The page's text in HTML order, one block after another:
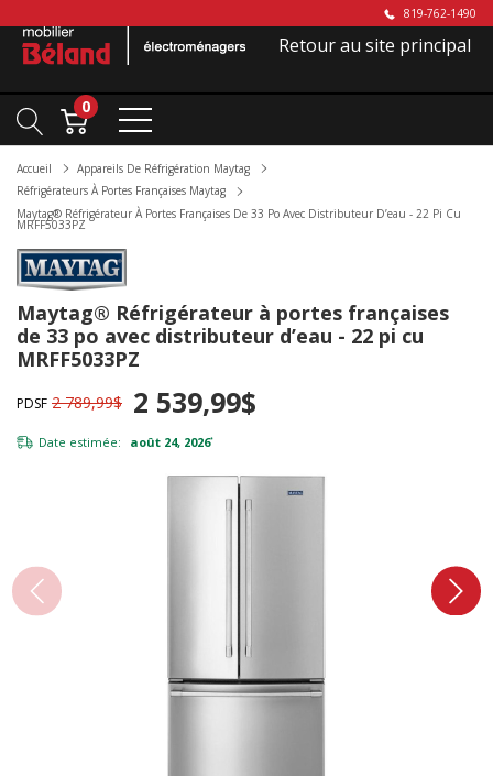
819-762-1490
Retour au site principal
0
Accueil
Appareils De Réfrigération Maytag
Réfrigérateurs À Portes Françaises Maytag
Maytag® Réfrigérateur À Portes Françaises De 33 Po Avec Distributeur D’eau - 22 Pi Cu
MRFF5033PZ
Maytag® Réfrigérateur à portes françaises
de 33 po avec distributeur d’eau - 22 pi cu
MRFF5033PZ
PDSF 2 789,99$ 2 539,99$
Date estimée: août 24, 2026*